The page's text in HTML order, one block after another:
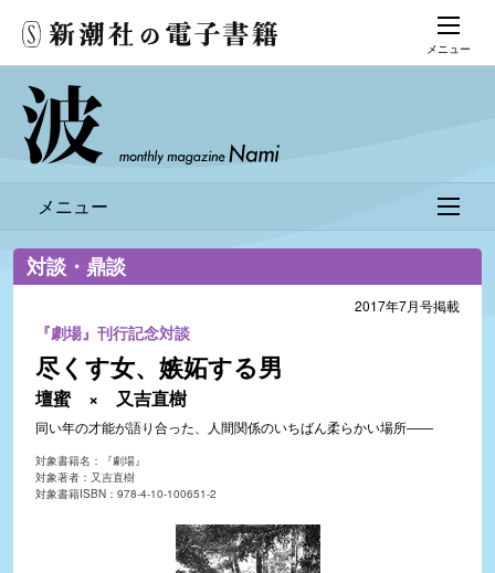
メニュー
メニュー
対談・鼎談
2017年7月号掲載
『劇場』刊行記念対談
尽くす女、嫉妬する男
壇蜜 × 又吉直樹
同い年の才能が語り合った、人間関係のいちばん柔らかい場所――
対象書籍名：『劇場』
対象著者：又吉直樹
対象書籍ISBN：978-4-10-100651-2